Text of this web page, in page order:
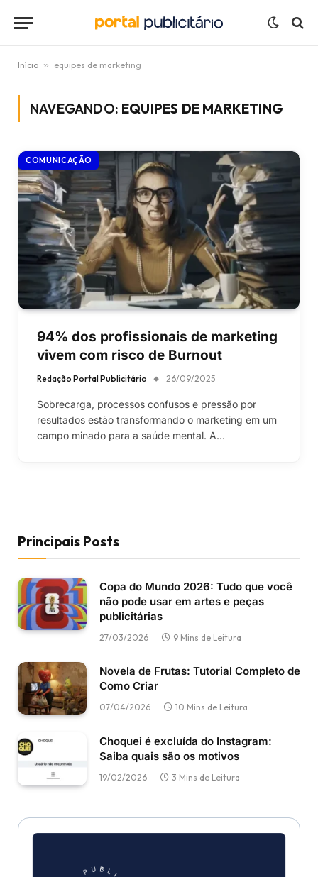
Início » equipes de marketing
NAVEGANDO: EQUIPES DE MARKETING
COMUNICAÇÃO
94% dos profissionais de marketing
vivem com risco de Burnout
Redação Portal Publicitário 26/09/2025
Sobrecarga, processos confusos e pressão por
resultados estão transformando o marketing em um
campo minado para a saúde mental. A…
Principais Posts
Copa do Mundo 2026: Tudo que você
não pode usar em artes e peças
publicitárias
27/03/2026 9 Mins de Leitura
Novela de Frutas: Tutorial Completo de
Como Criar
07/04/2026 10 Mins de Leitura
Choquei é excluída do Instagram:
Saiba quais são os motivos
19/02/2026 3 Mins de Leitura